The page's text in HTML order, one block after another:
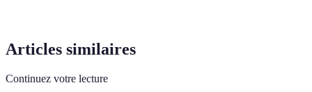
Articles similaires
Continuez votre lecture